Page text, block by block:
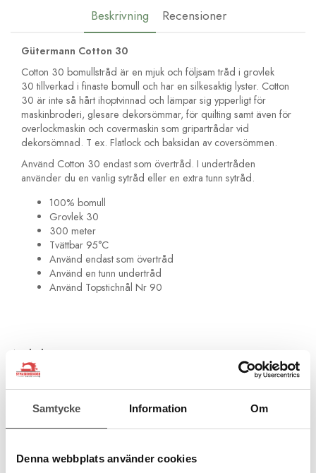
Samtycke Information Om
Denna webbplats använder cookies
Beskrivning Recensioner
Gütermann Cotton 30
Cotton 30 bomullstråd är en mjuk och följsam tråd i grovlek
30 tillverkad i finaste bomull och har en silkesaktig lyster. Cotton
30 är inte så hårt ihoptvinnad och lämpar sig ypperligt för
maskinbroderi, glesare dekorsömmar, för quilting samt även för
overlockmaskin och covermaskin som gripartrådar vid
dekorsömnad. T ex. Flatlock och baksidan av coversömmen.
Använd Cotton 30 endast som övertråd. I undertråden
använder du en vanlig sytråd eller en extra tunn sytråd.
100% bomull
Grovlek 30
300 meter
Tvättbar 95°C
Använd endast som övertråd
Använd en tunn undertråd
Använd Topstichnål Nr 90
Artikelnummer:
709743-4032
Rekommenderade tillbehör till denna produkt